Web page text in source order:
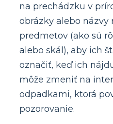
na prechádzku v
obrázky alebo názvy
predmetov (ako sú
alebo skál), aby ich
označiť, keď ich
môže zmeniť na
odpadkami, ktorá
pozorovanie.